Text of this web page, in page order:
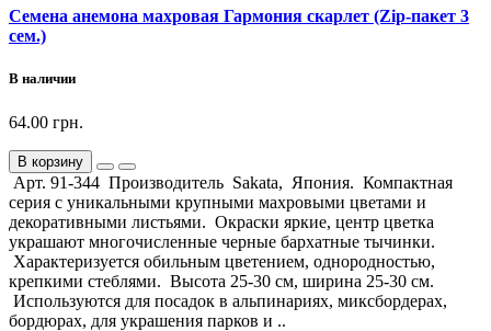
Семена анемона махровая Гармония скарлет (Zip-пакет 3
сем.)
В наличии
64.00 грн.
В корзину
Арт. 91-344 Производитель Sakata, Япония. Компактная
серия с уникальными крупными махровыми цветами и
декоративными листьями. Окраски яркие, центр цветка
украшают многочисленные черные бархатные тычинки.
Характеризуется обильным цветением, однородностью,
крепкими стеблями. Высота 25-30 см, ширина 25-30 см.
Используются для посадок в альпинариях, миксбордерах,
бордюрах, для украшения парков и ..